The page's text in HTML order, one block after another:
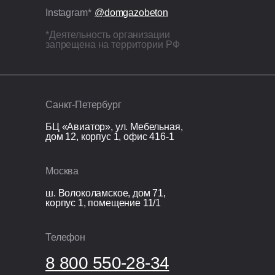
ЭППС + доборный блок для
исключения мостиков холода.
Кровля
Перекрытие кровли: монолитная
Технический надзор;
Раздельный сбор и вывоз мусора;
Покупка и установка бытовки.
БЦ «Авиатор», ул. Мебельная,
дом 12, корпус 1, офис 416-1
Санкт-Петербург
Instagram* @domgazobeton
ш. Волоколамское, дом 71,
корпус 1, помещение 11/1
8 800 550-28-34
Москва
*Деятельность организации
запрещена на территории РФ
Телефон